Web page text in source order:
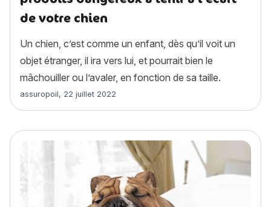
de votre chien
Un chien, c’est comme un enfant, dès qu’il voit un
objet étranger, il ira vers lui, et pourrait bien le
mâchouiller ou l’avaler, en fonction de sa taille.
Article rédigé par
assuropoil, 22 juillet 2022